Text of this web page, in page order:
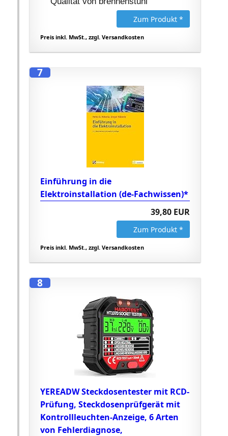
Zum Produkt *
Preis inkl. MwSt., zzgl. Versandkosten
7
Einführung in die
Elektroinstallation (de-Fachwissen)*
39,80 EUR
Zum Produkt *
Preis inkl. MwSt., zzgl. Versandkosten
8
YEREADW Steckdosentester mit RCD-
Prüfung, Steckdosenprüfgerät mit
Kontrollleuchten-Anzeige, 6 Arten
von Fehlerdiagnose,